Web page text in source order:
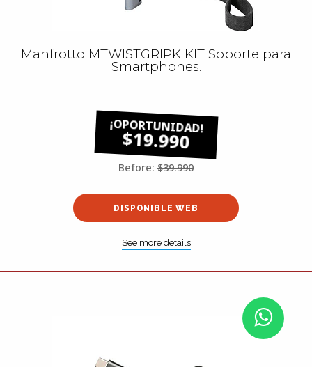
Manfrotto MTWISTGRIPK KIT Soporte para
Smartphones.
$19.990
Before: $39.990
DISPONIBLE WEB
See more details